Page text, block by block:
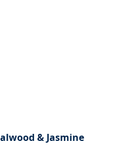
& Jasmine